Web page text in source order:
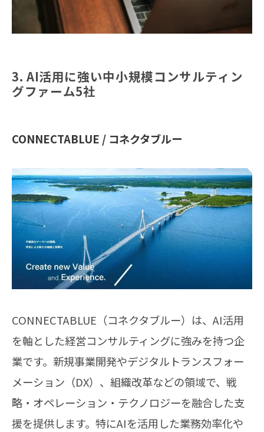
3. AI活用に強い中小規模コンサルティン
グファーム5社
CONNECTABLUE / コネクタブルー
CONNECTABLUE（コネクタブルー）は、AI活用
を軸とした経営コンサルティングに強みを持つ企
業です。新規事業開発やデジタルトランスフォー
メーション（DX）、組織改革などの領域で、戦
略・オペレーション・テクノロジーを融合した支
援を提供します。特にAIを活用した業務効率化や